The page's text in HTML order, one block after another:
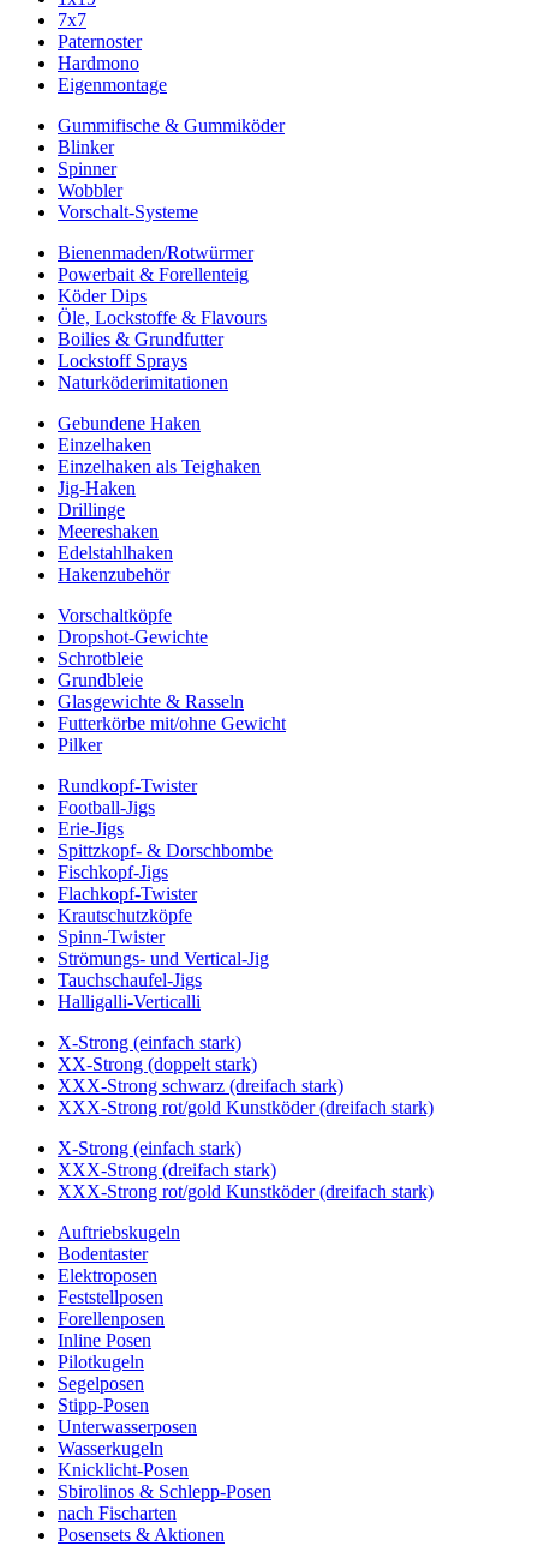
7x7
Paternoster
Hardmono
Eigenmontage
Gummifische & Gummiköder
Blinker
Spinner
Wobbler
Vorschalt-Systeme
Bienenmaden/Rotwürmer
Powerbait & Forellenteig
Köder Dips
Öle, Lockstoffe & Flavours
Boilies & Grundfutter
Lockstoff Sprays
Naturköderimitationen
Gebundene Haken
Einzelhaken
Einzelhaken als Teighaken
Jig-Haken
Drillinge
Meereshaken
Edelstahlhaken
Hakenzubehör
Vorschaltköpfe
Dropshot-Gewichte
Schrotbleie
Grundbleie
Glasgewichte & Rasseln
Futterkörbe mit/ohne Gewicht
Pilker
Rundkopf-Twister
Football-Jigs
Erie-Jigs
Spittzkopf- & Dorschbombe
Fischkopf-Jigs
Flachkopf-Twister
Krautschutzköpfe
Spinn-Twister
Strömungs- und Vertical-Jig
Tauchschaufel-Jigs
Halligalli-Verticalli
X-Strong (einfach stark)
XX-Strong (doppelt stark)
XXX-Strong schwarz (dreifach stark)
XXX-Strong rot/gold Kunstköder (dreifach stark)
X-Strong (einfach stark)
XXX-Strong (dreifach stark)
XXX-Strong rot/gold Kunstköder (dreifach stark)
Auftriebskugeln
Bodentaster
Elektroposen
Feststellposen
Forellenposen
Inline Posen
Pilotkugeln
Segelposen
Stipp-Posen
Unterwasserposen
Wasserkugeln
Knicklicht-Posen
Sbirolinos & Schlepp-Posen
nach Fischarten
Posensets & Aktionen